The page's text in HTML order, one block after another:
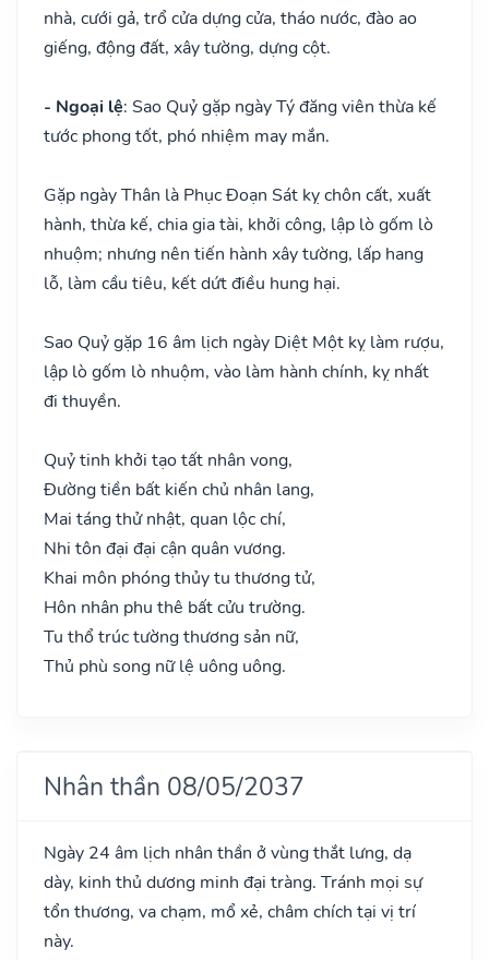
nhà, cưới gả, trổ cửa dựng cửa, tháo nước, đào ao
giếng, động đất, xây tường, dựng cột.
- Ngoại lệ: Sao Quỷ gặp ngày Tý đăng viên thừa kế
tước phong tốt, phó nhiệm may mắn.
Gặp ngày Thân là Phục Đoạn Sát kỵ chôn cất, xuất
hành, thừa kế, chia gia tài, khởi công, lập lò gốm lò
nhuộm; nhưng nên tiến hành xây tường, lấp hang
lỗ, làm cầu tiêu, kết dứt điều hung hại.
Sao Quỷ gặp 16 âm lịch ngày Diệt Một kỵ làm rượu,
lập lò gốm lò nhuộm, vào làm hành chính, kỵ nhất
đi thuyền.
Quỷ tinh khởi tạo tất nhân vong,
Đường tiền bất kiến chủ nhân lang,
Mai táng thử nhật, quan lộc chí,
Nhi tôn đại đại cận quân vương.
Khai môn phóng thủy tu thương tử,
Hôn nhân phu thê bất cửu trường.
Tu thổ trúc tường thương sản nữ,
Thủ phù song nữ lệ uông uông.
Nhân thần 08/05/2037
Ngày 24 âm lịch nhân thần ở vùng thắt lưng, dạ
dày, kinh thủ dương minh đại tràng. Tránh mọi sự
tổn thương, va chạm, mổ xẻ, châm chích tại vị trí
này.